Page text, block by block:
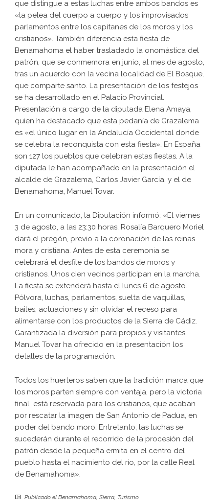
que distingue a estas luchas entre ambos bandos es
«la pelea del cuerpo a cuerpo y los improvisados
parlamentos entre los capitanes de los moros y los
cristianos». También diferencia esta fiesta de
Benamahoma el haber trasladado la onomástica del
patrón, que se conmemora en junio, al mes de agosto,
tras un acuerdo con la vecina localidad de El Bosque,
que comparte santo. La presentación de los festejos
se ha desarrollado en el Palacio Provincial.
Presentación a cargo de la diputada Elena Amaya,
quien ha destacado que esta pedanía de Grazalema
es «el único lugar en la Andalucía Occidental donde
se celebra la reconquista con esta fiesta». En España
son 127 los pueblos que celebran estas fiestas. A la
diputada le han acompañado en la presentación el
alcalde de Grazalema, Carlos Javier García, y el de
Benamahoma, Manuel Tovar.
En un comunicado, la Diputación informó: «El viernes
3 de agosto, a las 23:30 horas, Rosalía Barquero Moriel
dará el pregón, previo a la coronación de las reinas
mora y cristiana. Antes de esta ceremonia se
celebrará el desfile de los bandos de moros y
cristianos. Unos cien vecinos participan en la marcha.
La fiesta se extenderá hasta el lunes 6 de agosto.
Pólvora, luchas, parlamentos, suelta de vaquillas,
bailes, actuaciones y sin olvidar el receso para
alimentarse con los productos de la Sierra de Cádiz.
Garantizada la diversión para propios y visitantes.
Manuel Tovar ha ofrecido en la presentación los
detalles de la programación.
Todos los huerteros saben que la tradición marca que
los moros parten siempre con ventaja, pero la victoria
final está reservada para los cristianos, que acaban
por rescatar la imagen de San Antonio de Padua, en
poder del bando moro. Entretanto, las luchas se
sucederán durante el recorrido de la procesión del
patrón desde la pequeña ermita en el centro del
pueblo hasta el nacimiento del río, por la calle Real
de Benamahoma».
Publicado el Benamahoma Sierra Turismo